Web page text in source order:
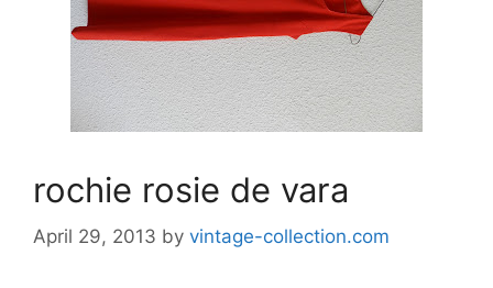
rochie rosie de vara
April 29, 2013 by vintage-collection.com